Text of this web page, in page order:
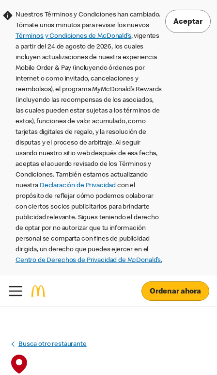
Nuestros Términos y Condiciones han cambiado.
Tómate unos minutos para revisar los nuevos
Términos y Condiciones de McDonald’s, vigentes
a partir del 24 de agosto de 2026, los cuales
incluyen actualizaciones de nuestra experiencia
Mobile Order & Pay (incluyendo órdenes por
internet o como invitado, cancelaciones y
reembolsos), el programa MyMcDonald’s Rewards
(incluyendo las recompensas de los asociados,
las cuales pueden estar sujetas a los términos de
estos), funciones de valor acumulado, como
tarjetas digitales de regalo, y la resolución de
disputas y el proceso de arbitraje. Al seguir
usando nuestro sitio web después de esa fecha,
aceptas el acuerdo revisado de los Términos y
Condiciones. También estamos actualizando
nuestra Declaración de Privacidad con el
propósito de reflejar cómo podemos colaborar
con ciertos socios publicitarios para brindarte
publicidad relevante. Sigues teniendo el derecho
de optar por no autorizar que tu información
personal se comparta con fines de publicidad
dirigida, un derecho que puedes ejercer en el
Centro de Derechos de Privacidad de McDonald’s.
Aceptar
Ordenar ahora
Busca otro restaurante